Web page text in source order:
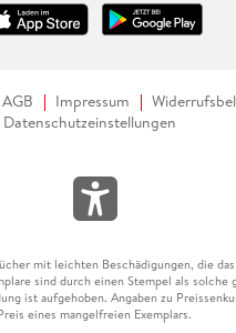
AGB Impressum
Datenschutzeinstellungen
mit leichten Beschädigungen, die
sind durch einen Stempel als solche
ist aufgehoben. Angaben zu
eines mangelfreien Exemplars.